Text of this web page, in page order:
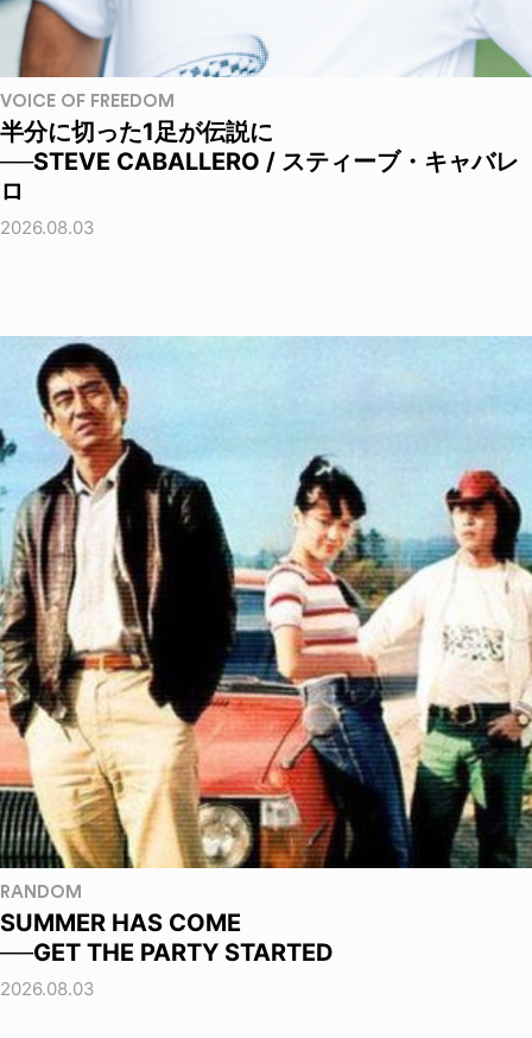
VOICE OF FREEDOM
半分に切った1足が伝説に
──STEVE CABALLERO / スティーブ・キャバレ
ロ
2026.08.03
RANDOM
SUMMER HAS COME
──GET THE PARTY STARTED
2026.08.03